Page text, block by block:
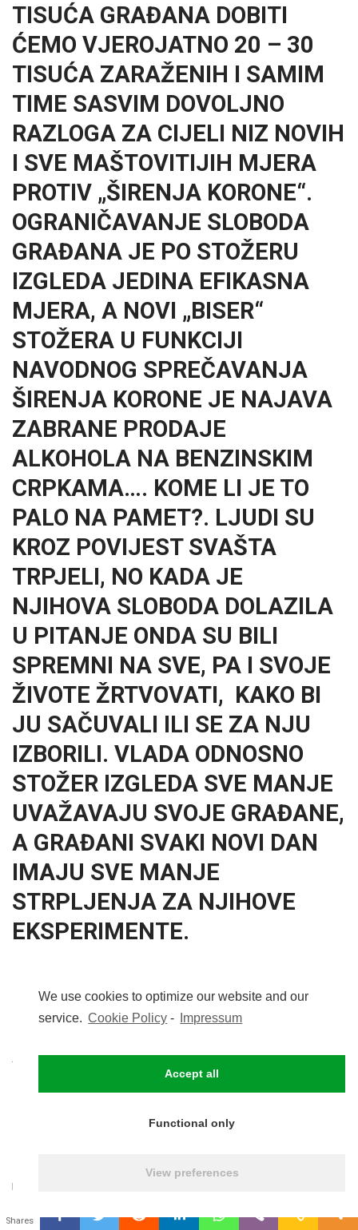
We use cookies to optimize our website and our
service. Cookie Policy - Impressum
Accept all
Functional only
View preferences
TISUĆA GRAĐANA DOBITI
ĆEMO VJEROJATNO 20 – 30
TISUĆA ZARAŽENIH I SAMIM
TIME SASVIM DOVOLJNO
RAZLOGA ZA CIJELI NIZ NOVIH
I SVE MAŠTOVITIJIH MJERA
PROTIV „ŠIRENJA KORONE“.
OGRANIČAVANJE SLOBODA
GRAĐANA JE PO STOŽERU
IZGLEDA JEDINA EFIKASNA
MJERA, A NOVI „BISER“
STOŽERA U FUNKCIJI
NAVODNOG SPREČAVANJA
ŠIRENJA KORONE JE NAJAVA
ZABRANE PRODAJE
ALKOHOLA NA BENZINSKIM
CRPKAMA…. KOME LI JE TO
PALO NA PAMET?. LJUDI SU
KROZ POVIJEST SVAŠTA
TRPJELI, NO KADA JE
NJIHOVA SLOBODA DOLAZILA
U PITANJE ONDA SU BILI
SPREMNI NA SVE, PA I SVOJE
ŽIVOTE ŽRTVOVATI, KAKO BI
JU SAČUVALI ILI SE ZA NJU
IZBORILI. VLADA ODNOSNO
STOŽER IZGLEDA SVE MANJE
UVAŽAVAJU SVOJE GRAĐANE,
A GRAĐANI SVAKI NOVI DAN
IMAJU SVE MANJE
STRPLJENJA ZA NJIHOVE
EKSPERIMENTE.
PRIJE ILI KASNIJE NEČIJE
STRPLJENJE ĆE DOĆI KRAJU
A ISTINA ĆE IZAĆI NA VIDJELO,
PITANJE SAMO ŠTO ĆE BITI
PRIJE…. A POSEBNO ŠTO ĆE
U Zagrebu, 26.10.2020.
Shares